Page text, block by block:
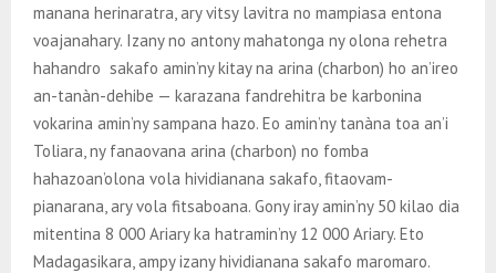
manana herinaratra, ary vitsy lavitra no mampiasa entona
voajanahary. Izany no antony mahatonga ny olona rehetra
hahandro sakafo amin’ny kitay na arina (charbon) ho an’ireo
an-tanàn-dehibe — karazana fandrehitra be karbonina
vokarina amin’ny sampana hazo. Eo amin’ny tanàna toa an’i
Toliara, ny fanaovana arina (charbon) no fomba
hahazoan’olona vola hividianana sakafo, fitaovam-
pianarana, ary vola fitsaboana. Gony iray amin’ny 50 kilao dia
mitentina 8 000 Ariary ka hatramin’ny 12 000 Ariary. Eto
Madagasikara, ampy izany hividianana sakafo maromaro.